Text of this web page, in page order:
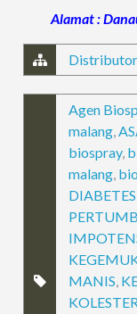
Alamat :
Agen
malang,
biospray,
malang,
DIABETES
MANIS,